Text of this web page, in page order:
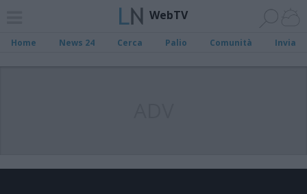
WebTV
Home News 24 Cerca Palio Comunità Invia